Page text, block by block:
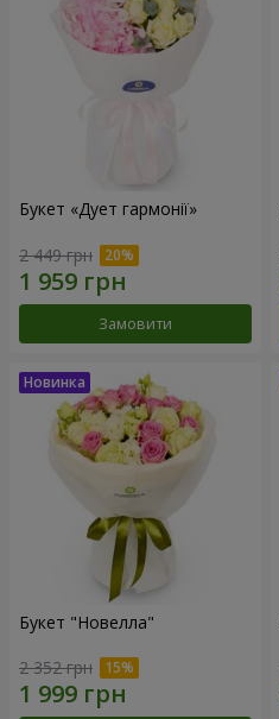
Букет «Дует гармонії»
2 449 грн
Замовити
Букет "Новелла"
2 352 грн